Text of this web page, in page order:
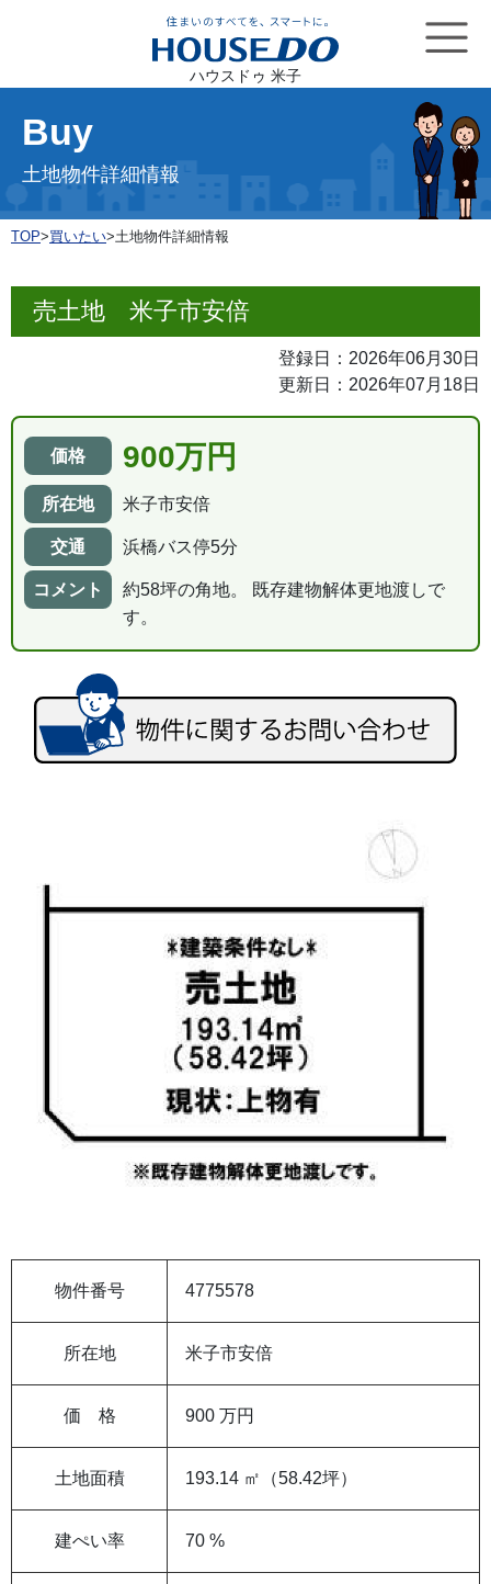
ハウスドゥ 米子
Buy
土地物件詳細情報
TOP>買いたい>土地物件詳細情報
売土地 米子市安倍
登録日：2026年06月30日
更新日：2026年07月18日
価格 900万円
所在地 米子市安倍
交通 浜橋バス停5分
コメント
約58坪の角地。 既存建物解体更地渡しで
す。
物件番号 4775578
所在地 米子市安倍
価 格 900 万円
土地面積 193.14 ㎡（58.42坪）
建ぺい率 70 %